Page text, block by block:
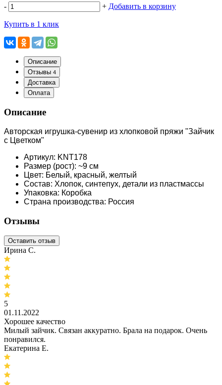
- + Добавить в корзину
Купить в 1 клик
Описание
Отзывы 4
Доставка
Оплата
Описание
Авторская игрушка-сувенир из хлопковой пряжи "Зайчик
с Цветком"
Артикул: KNT178
Размер (рост): ~9 см
Цвет: Белый, красный, желтый
Состав: Хлопок, синтепух, детали из пластмассы
Упаковка: Коробка
Страна производства: Россия
Отзывы
Оставить отзыв
Ирина С.
5
01.11.2022
Хорошее качество
Милый зайчик. Связан аккуратно. Брала на подарок. Очень
понравился.
Екатерина Е.